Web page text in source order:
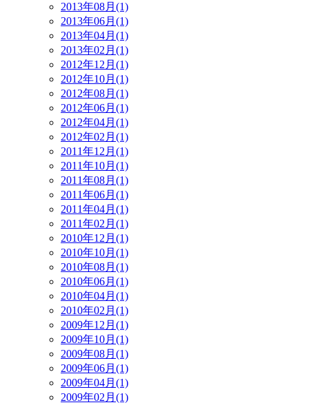
2013年08月(1)
2013年06月(1)
2013年04月(1)
2013年02月(1)
2012年12月(1)
2012年10月(1)
2012年08月(1)
2012年06月(1)
2012年04月(1)
2012年02月(1)
2011年12月(1)
2011年10月(1)
2011年08月(1)
2011年06月(1)
2011年04月(1)
2011年02月(1)
2010年12月(1)
2010年10月(1)
2010年08月(1)
2010年06月(1)
2010年04月(1)
2010年02月(1)
2009年12月(1)
2009年10月(1)
2009年08月(1)
2009年06月(1)
2009年04月(1)
2009年02月(1)